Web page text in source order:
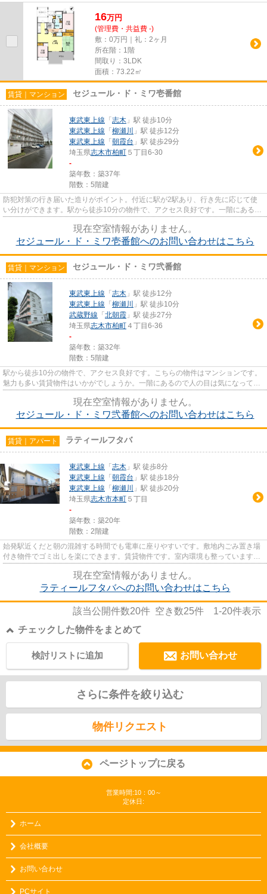
になってしまうかもしれませ...
16万円
(管理費・共益費 -)
敷：0万円｜礼：2ヶ月
所在階：1階
間取り：3LDK
面積：73.22㎡
賃貸｜マンション セジュール・ド・ミワ壱番館
東武東上線 「 志木 」駅 徒歩10分
東武東上線 「 柳瀬川
」駅 徒歩12分
東武東上線 「 朝霞台 」駅 徒歩29分
埼玉県志木市柏町 ５丁目6-30
-
築年数：築37年
階数：5階建
防犯対策の行き届いた造りがポイント。付近に駅が2駅あり、行き先に応じて使
い分けができます。駅から徒歩10分の物件で、アクセス良好です。一階にあるの
現在空室情報がありません。
セジュール・ド・ミワ壱番館へのお問い合わせはこちら
賃貸｜マンション セジュール・ド・ミワ弐番館
東武東上線 「 志木 」駅 徒歩12分
東武東上線 「 柳瀬川
」駅 徒歩10分
武蔵野線 「 北朝霞 」駅 徒歩27分
埼玉県志木市柏町 ４丁目6-36
-
築年数：築32年
階数：5階建
駅から徒歩10分の物件で、アクセス良好です。こちらの物件はマンションです。
魅力も多い賃貸物件はいかがでしょうか。一階にあるので人の目は気になってし
現在空室情報がありません。
セジュール・ド・ミワ弐番館へのお問い合わせはこちら
賃貸｜アパート ラティールフタバ
東武東上線 「 志木 」駅 徒歩8分
東武東上線 「 朝霞台 」駅 徒歩18分
東武東上線 「 柳瀬川
」駅 徒歩20分
埼玉県志木市本町 ５丁目
-
築年数：築20年
階数：2階建
始発駅近くだと朝の混雑する時間でも電車に座りやすいです。敷地内ごみ置き場
付き物件でゴミ出しを楽にできます。賃貸物件です。室内環境も整っています。
現在空室情報がありません。
ラティールフタバへのお問い合わせはこちら
該当公開件数20件 空き数25件 1-20件表示
チェックした物件をまとめて
お問い合わせ
検討リストに追加
さらに条件を絞り込む
物件リクエスト
ページトップに戻る
営業時間:10：00～
定休日:
ホーム
会社概要
お問い合わせ
PCサイト